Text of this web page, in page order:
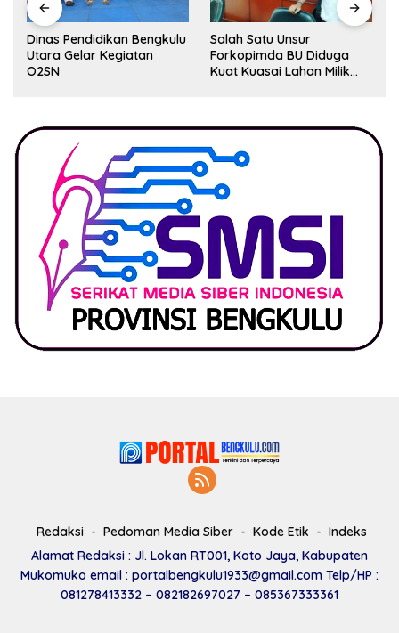
Dinas Pendidikan Bengkulu
Utara Gelar Kegiatan
O2SN
Salah Satu Unsur
Forkopimda BU Diduga
Kuat Kuasai Lahan Milik
Redaksi Pedoman Media Siber Kode Etik
Indeks
Alamat Redaksi : Jl. Lokan RT001, Koto Jaya, Kabupaten
Mukomuko email : portalbengkulu1933@gmail.com Telp/HP :
081278413332 – 082182697027 – 085367333361